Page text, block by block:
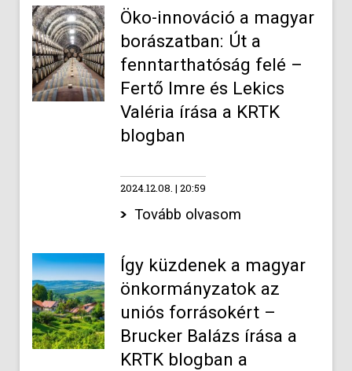
Öko-innováció a magyar
borászatban: Út a
fenntarthatóság felé –
Fertő Imre és Lekics
Valéria írása a KRTK
blogban
2024.12.08. 20:59
Tovább olvasom
Így küzdenek a magyar
önkormányzatok az
uniós forrásokért –
Brucker Balázs írása a
KRTK blogban a